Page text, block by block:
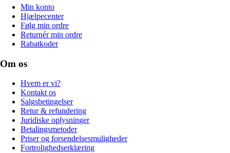
Min konto
Hjælpecenter
Følg min ordre
Returnér min ordre
Rabatkoder
Om os
Hvem er vi?
Kontakt os
Salgsbetingelser
Retur & refundering
Juridiske oplysninger
Betalingsmetoder
Priser og forsendelsesmuligheder
Fortrolighedserklæring